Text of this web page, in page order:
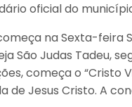
oficial do
na Sexta-feira
São Judas Tadeu,
começa o “Cristo
de Jesus Cristo. A